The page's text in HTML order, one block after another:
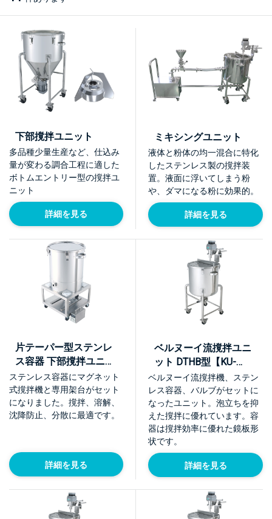
下部撹拌ユニット
多品種少量生産など、仕込み
量が変わる調合工程に適した
ボトムエントリー型の撹拌ユ
ニット
詳細を見る
ミキシングユニット
液体と粉体の均一混合に特化
したステンレス製の撹拌装
置。液面に浮いてしまう粉
や、ダマになる粉に効果的。
詳細を見る
片テーパー型ステンレ
ス容器 下部撹拌ユニッ
ト【BKU】
ステンレス容器にマグネット
式撹拌機と専用架台がセット
になりました。撹拌、溶解、
沈降防止、分散に最適です。
詳細を見る
ベルヌーイ流撹拌ユニ
ット DTHB型【KU-
DTHB】
ベルヌーイ流撹拌機、ステン
レス容器、バルブがセットに
なったユニット。泡立ちを抑
えた撹拌に優れています。容
器は撹拌効率に優れた鏡板形
状です。
詳細を見る